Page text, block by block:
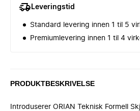
Leveringstid
Standard levering innen 1 til 5
Premiumlevering innen 1 til 4
PRODUKTBESKRIVELSE
Introduserer ORIAN Teknisk Formell